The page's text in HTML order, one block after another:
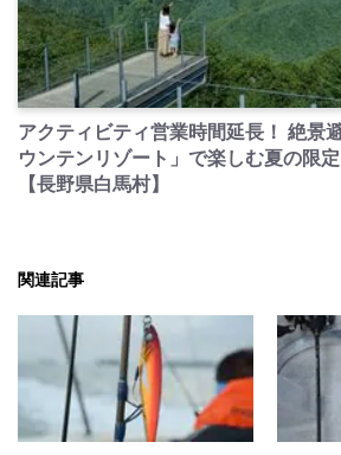
アクティビティ営業時間延長！ 絶景
ウンテンリゾート」で楽しむ夏の限
【長野県白馬村】
関連記事